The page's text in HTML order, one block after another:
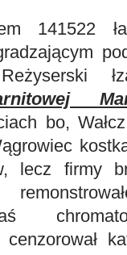
141522
bo,
lecz firmy